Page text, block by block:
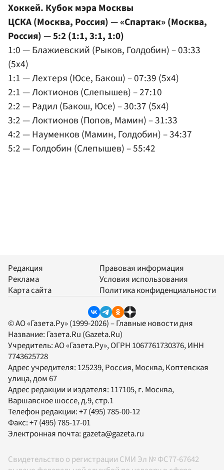
Хоккей. Кубок мэра Москвы
ЦСКА (Москва, Россия) — «Спартак» (Москва,
Россия) — 5:2 (1:1, 3:1, 1:0)
1:0 — Блажиевский (Рыков, Голдобин) – 03:33
(5x4)
1:1 — Лехтеря (Юсе, Бакош) – 07:39 (5x4)
2:1 — Локтионов (Слепышев) – 27:10
2:2 — Радил (Бакош, Юсе) – 30:37 (5x4)
3:2 — Локтионов (Попов, Мамин) – 31:33
4:2 — Науменков (Мамин, Голдобин) – 34:37
5:2 — Голдобин (Слепышев) – 55:42
Редакция
Реклама
Карта сайта
Правовая информация
Условия использования
Политика конфиденциальности
© АО «Газета.Ру» (1999-2026) – Главные новости дня
Название: Газета.Ru (Gazeta.Ru)
Учредитель:АО «Газета.Ру», ОГРН 1067761730376, ИНН
7743625728
Адрес учредителя: 125239, Россия, Москва, Коптевская
улица, дом 67
Адрес редакции и издателя: 117105, г. Москва,
Варшавское шоссе, д.9, стр.1
Телефон редакции:+7 (495) 785-00-12
Факс:+7 (495) 785-17-01
Электронная почта:gazeta@gazeta.ru
Свидетельство о регистрации СМИ Эл № ФС77-67642